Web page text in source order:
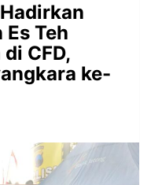
Teh
CFD,
ke-